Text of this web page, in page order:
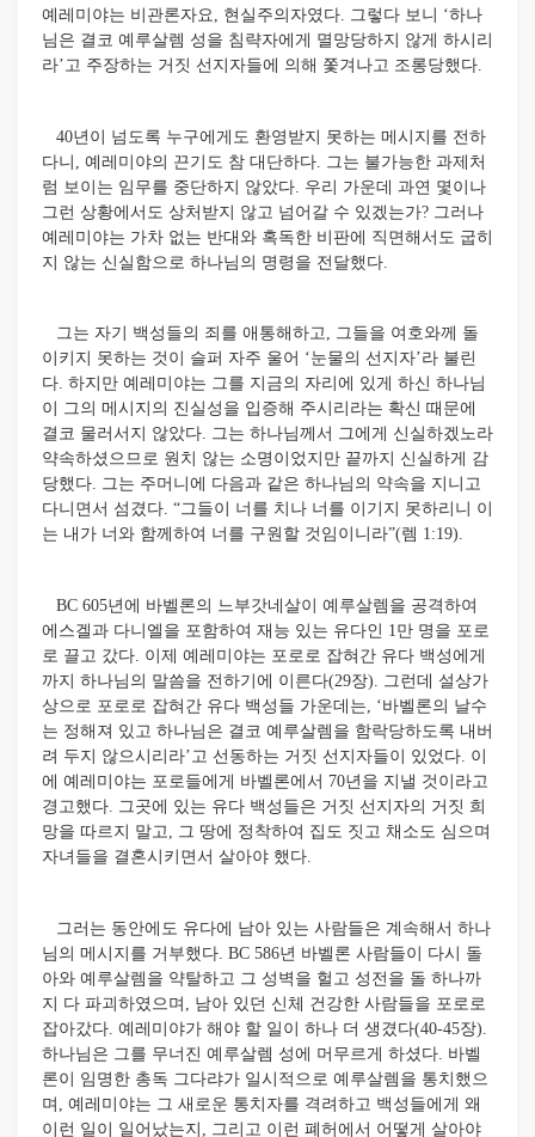
예레미야는 비관론자요, 현실주의자였다. 그렇다 보니 ‘하나
님은 결코 예루살렘 성을 침략자에게 멸망당하지 않게 하시리
라’고 주장하는 거짓 선지자들에 의해 쫓겨나고 조롱당했다.
40년이 넘도록 누구에게도 환영받지 못하는 메시지를 전하
다니, 예레미야의 끈기도 참 대단하다. 그는 불가능한 과제처
럼 보이는 임무를 중단하지 않았다. 우리 가운데 과연 몇이나
그런 상황에서도 상처받지 않고 넘어갈 수 있겠는가? 그러나
예레미야는 가차 없는 반대와 혹독한 비판에 직면해서도 굽히
지 않는 신실함으로 하나님의 명령을 전달했다.
그는 자기 백성들의 죄를 애통해하고, 그들을 여호와께 돌
이키지 못하는 것이 슬퍼 자주 울어 ‘눈물의 선지자’라 불린
다. 하지만 예레미야는 그를 지금의 자리에 있게 하신 하나님
이 그의 메시지의 진실성을 입증해 주시리라는 확신 때문에
결코 물러서지 않았다. 그는 하나님께서 그에게 신실하겠노라
약속하셨으므로 원치 않는 소명이었지만 끝까지 신실하게 감
당했다. 그는 주머니에 다음과 같은 하나님의 약속을 지니고
다니면서 섬겼다. “그들이 너를 치나 너를 이기지 못하리니 이
는 내가 너와 함께하여 너를 구원할 것임이니라”(렘 1:19).
BC 605년에 바벨론의 느부갓네살이 예루살렘을 공격하여
에스겔과 다니엘을 포함하여 재능 있는 유다인 1만 명을 포로
로 끌고 갔다. 이제 예레미야는 포로로 잡혀간 유다 백성에게
까지 하나님의 말씀을 전하기에 이른다(29장). 그런데 설상가
상으로 포로로 잡혀간 유다 백성들 가운데는, ‘바벨론의 날수
는 정해져 있고 하나님은 결코 예루살렘을 함락당하도록 내버
려 두지 않으시리라’고 선동하는 거짓 선지자들이 있었다. 이
에 예레미야는 포로들에게 바벨론에서 70년을 지낼 것이라고
경고했다. 그곳에 있는 유다 백성들은 거짓 선지자의 거짓 희
망을 따르지 말고, 그 땅에 정착하여 집도 짓고 채소도 심으며
자녀들을 결혼시키면서 살아야 했다.
그러는 동안에도 유다에 남아 있는 사람들은 계속해서 하나
님의 메시지를 거부했다. BC 586년 바벨론 사람들이 다시 돌
아와 예루살렘을 약탈하고 그 성벽을 헐고 성전을 돌 하나까
지 다 파괴하였으며, 남아 있던 신체 건강한 사람들을 포로로
잡아갔다. 예레미야가 해야 할 일이 하나 더 생겼다(40-45장).
하나님은 그를 무너진 예루살렘 성에 머무르게 하셨다. 바벨
론이 임명한 총독 그다랴가 일시적으로 예루살렘을 통치했으
며, 예레미야는 그 새로운 통치자를 격려하고 백성들에게 왜
이런 일이 일어났는지, 그리고 이런 폐허에서 어떻게 살아야